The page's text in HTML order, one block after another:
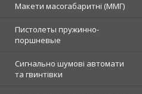
Макети масогабаритні (ММГ)
Пистолеты пружинно-
поршневые
Сигнально шумові автомати
та гвинтівки